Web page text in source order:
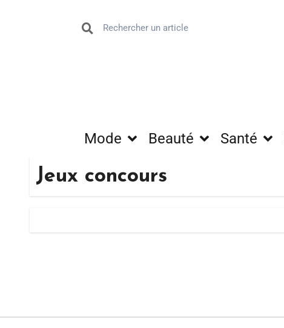
Mode Beauté Santé
Jeux concours